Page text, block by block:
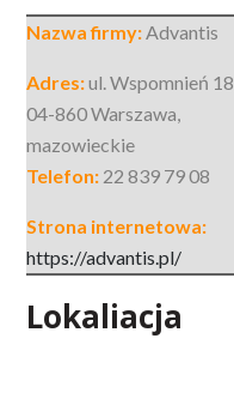
Nazwa firmy:Advantis
Adres:ul. Wspomnień 18
04-860 Warszawa,
mazowieckie
Telefon: 22 839 79 08
Strona internetowa:
https://advantis.pl/
Lokaliacja